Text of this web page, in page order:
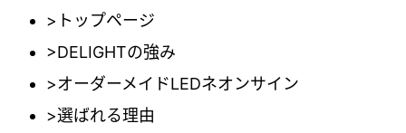
>トップページ
>DELIGHTの強み
>オーダーメイドLEDネオンサイン
>選ばれる理由